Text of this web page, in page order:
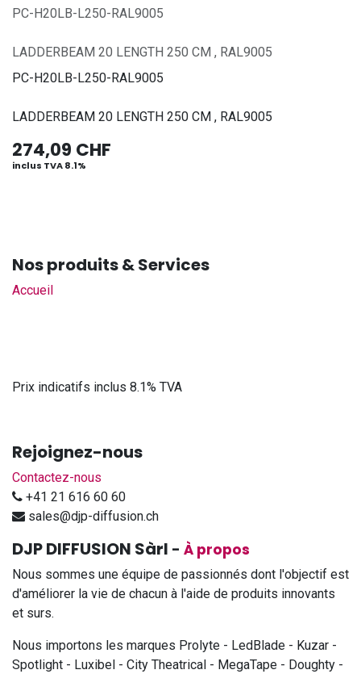
PC-H20LB-L250-RAL9005
LADDERBEAM 20 LENGTH 250 CM , RAL9005
PC-H20LB-L250-RAL9005
LADDERBEAM 20 LENGTH 250 CM , RAL9005
274,09 CHF
inclus TVA 8.1%
Nos produits & Services
Accueil
Prix indicatifs inclus 8.1% TVA
Rejoignez-nous
Contactez-nous
+41 21 616 60 60
sales@djp-diffusion.ch
DJP DIFFUSION Sàrl - À propos
Nous sommes une équipe de passionnés dont l'objectif est
d'améliorer la vie de chacun à l'aide de produits innovants
et surs.
Nous importons les marques Prolyte - LedBlade - Kuzar -
Spotlight - Luxibel - City Theatrical - MegaTape - Doughty -